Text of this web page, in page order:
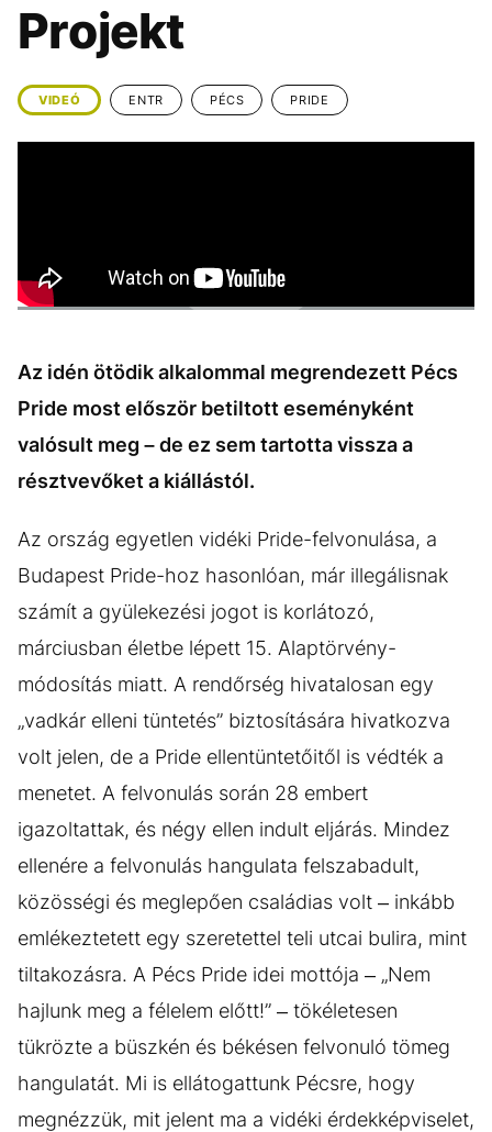
KÖZÉLET
ÉLETMÓD
BESZÉLGETÉSEK ARCOK
VIDEÓ TÖRTÉNETEK
Projekt
VIDEÓ ENTR PÉCS PRIDE
Az idén ötödik alkalommal megrendezett Pécs
Pride most először betiltott eseményként
valósult meg – de ez sem tartotta vissza a
résztvevőket a kiállástól.
Az ország egyetlen vidéki Pride-felvonulása, a
Budapest Pride-hoz hasonlóan, már illegálisnak
számít a gyülekezési jogot is korlátozó,
márciusban életbe lépett 15. Alaptörvény-
módosítás miatt. A rendőrség hivatalosan egy
„vadkár elleni tüntetés” biztosítására hivatkozva
volt jelen, de a Pride ellentüntetőitől is védték a
menetet. A felvonulás során 28 embert
igazoltattak, és négy ellen indult eljárás. Mindez
ellenére a felvonulás hangulata felszabadult,
közösségi és meglepően családias volt – inkább
emlékeztetett egy szeretettel teli utcai bulira, mint
tiltakozásra. A Pécs Pride idei mottója – „Nem
hajlunk meg a félelem előtt!” – tökéletesen
tükrözte a büszkén és békésen felvonuló tömeg
hangulatát. Mi is ellátogattunk Pécsre, hogy
megnézzük, mit jelent ma a vidéki érdekképviselet,